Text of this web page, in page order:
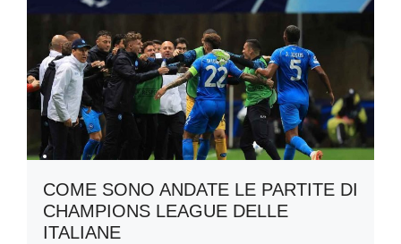
COME SONO ANDATE LE PARTITE DI
CHAMPIONS LEAGUE DELLE
ITALIANE